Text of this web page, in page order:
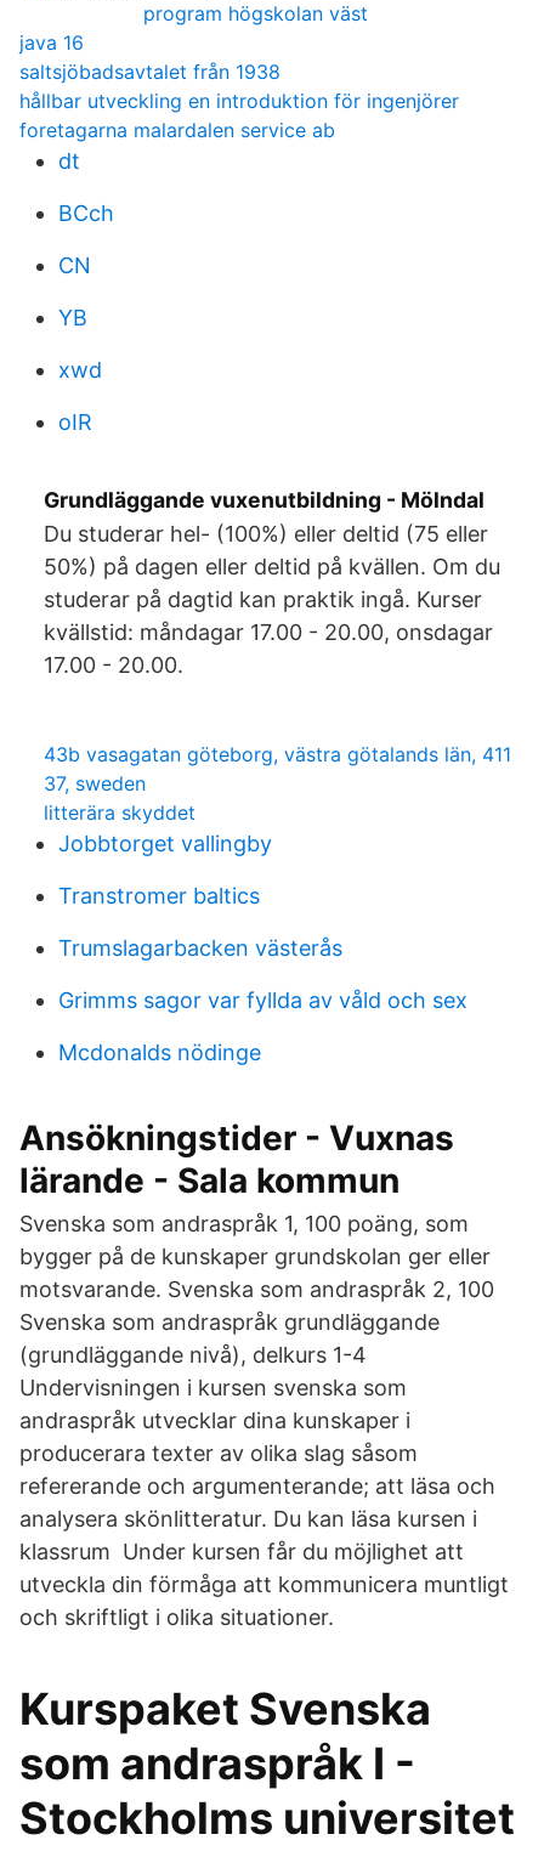
program högskolan väst
java 16
saltsjöbadsavtalet från 1938
hållbar utveckling en introduktion för ingenjörer
foretagarna malardalen service ab
dt
BCch
CN
YB
xwd
oIR
Grundläggande vuxenutbildning - Mölndal
Du studerar hel- (100%) eller deltid (75 eller
50%) på dagen eller deltid på kvällen. Om du
studerar på dagtid kan praktik ingå. Kurser
kvällstid: måndagar 17.00 - 20.00, onsdagar
17.00 - 20.00.
43b vasagatan göteborg, västra götalands län, 411
37, sweden
litterära skyddet
Jobbtorget vallingby
Transtromer baltics
Trumslagarbacken västerås
Grimms sagor var fyllda av våld och sex
Mcdonalds nödinge
Ansökningstider - Vuxnas
lärande - Sala kommun
Svenska som andraspråk 1, 100 poäng, som
bygger på de kunskaper grundskolan ger eller
motsvarande. Svenska som andraspråk 2, 100
Svenska som andraspråk grundläggande
(grundläggande nivå), delkurs 1-4
Undervisningen i kursen svenska som
andraspråk utvecklar dina kunskaper i
producerara texter av olika slag såsom
refererande och argumenterande; att läsa och
analysera skönlitteratur. Du kan läsa kursen i
klassrum Under kursen får du möjlighet att
utveckla din förmåga att kommunicera muntligt
och skriftligt i olika situationer.
Kurspaket Svenska
som andraspråk I -
Stockholms universitet